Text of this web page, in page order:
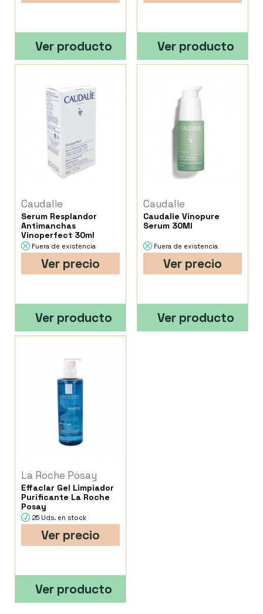
Ver producto Ver producto
Caudalie
Serum Resplandor
Antimanchas
Vinoperfect 30ml
Fuera de existencia
Ver precio
Ver producto
Caudalie
Caudalie Vinopure
Serum 30Ml
Fuera de existencia
Ver precio
Ver producto
La Roche Posay
Effaclar Gel Limpiador
Purificante La Roche
Posay
25 Uds. en stock
Ver precio
Ver producto